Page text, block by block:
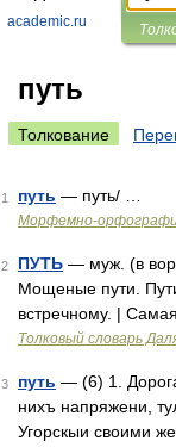
academic.ru
путь
Толкование
1 путь — путь/ …
Морфемно-
2 ПУТЬ — муж. (в вор.
Мощеные пути.
встречному. |
Толковый словарь
3 путь — (6) 1.
нихъ напряжени,
Угорскыи своими